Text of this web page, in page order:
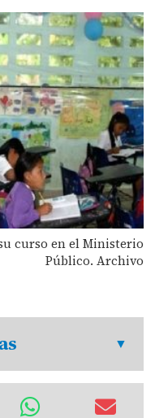
curso en el Ministerio
Público. Archivo